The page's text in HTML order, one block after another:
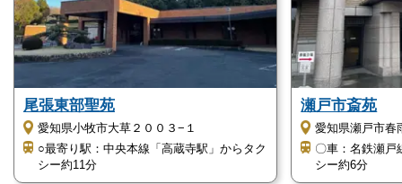
尾張北部聖苑の詳細情報
尾張北部聖苑の詳細をご紹介します。
尾張北部聖苑は宗派・宗教不問です
尾張北部聖苑は、宗教や宗派に関係なく葬儀の実施が
可能です。
尾張東部聖苑
愛知県小牧市大草２００３−１
○最寄り駅：中央本線「高蔵寺駅」からタク
シー約11分
瀬戸市斎苑
愛知県瀬戸市春
〇車：名鉄瀬戸
シー約6分